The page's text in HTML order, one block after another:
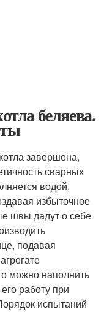
беляева.
завершена,
сварных
водой,
избыточное
швы дадут о себе
подавая
можно наполнить
работу при
испытаний